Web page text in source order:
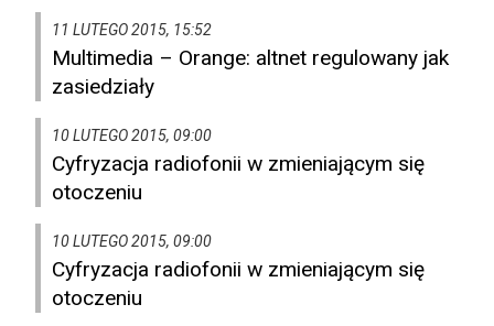
11 LUTEGO 2015, 15:52
Multimedia – Orange: altnet regulowany jak
zasiedziały
10 LUTEGO 2015, 09:00
Cyfryzacja radiofonii w zmieniającym się
otoczeniu
10 LUTEGO 2015, 09:00
Cyfryzacja radiofonii w zmieniającym się
otoczeniu